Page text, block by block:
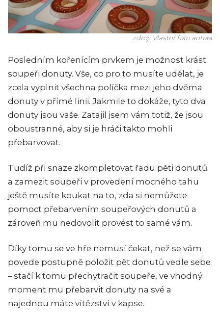
zdroj: Vlastní foto autora
Posledním kořenícím prvkem je možnost krást
soupeři donuty. Vše, co pro to musíte udělat, je
zcela vyplnit všechna políčka mezi jeho dvěma
donuty v přímé linii. Jakmile to dokáže, tyto dva
donuty jsou vaše. Zatajil jsem vám totiž, že jsou
oboustranné, aby si je hráči takto mohli
přebarvovat.
Tudíž při snaze zkompletovat řadu pěti donutů
a zamezit soupeři v provedení mocného tahu
ještě musíte koukat na to, zda si nemůžete
pomoct přebarvením soupeřových donutů a
zároveň mu nedovolit provést to samé vám.
Díky tomu se ve hře nemusí čekat, než se vám
povede postupně položit pět donutů vedle sebe
– stačí k tomu přechytračit soupeře, ve vhodný
moment mu přebarvit donuty na své a
najednou máte vítězství v kapse.